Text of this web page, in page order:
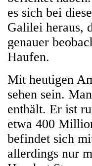
es sich bei
Galilei heraus,
genauer
Haufen.
Mit heutigen
sehen sein.
enthält. Er ist
etwa 400
befindet sich
allerdings nur